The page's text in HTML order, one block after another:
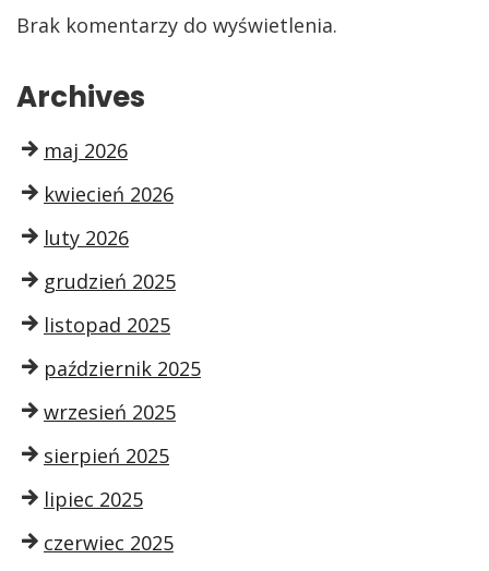
Brak komentarzy do wyświetlenia.
Archives
maj 2026
kwiecień 2026
luty 2026
grudzień 2025
listopad 2025
październik 2025
wrzesień 2025
sierpień 2025
lipiec 2025
czerwiec 2025